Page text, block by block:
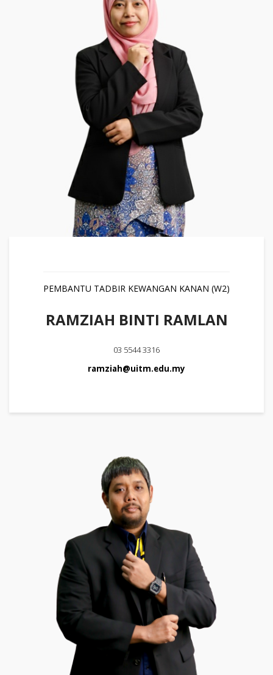
PEMBANTU TADBIR KEWANGAN KANAN (W2)
RAMZIAH BINTI RAMLAN
03 5544 3316
ramziah@uitm.edu.my